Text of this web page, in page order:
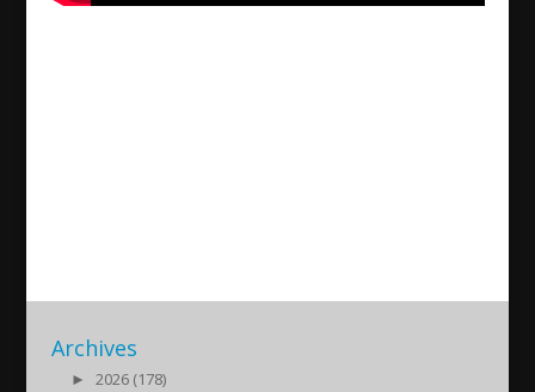
Archives
►
2026 (178)